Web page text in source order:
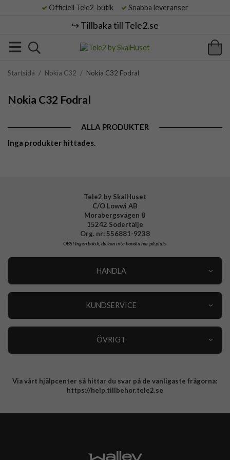
Officiell Tele2-butik Snabba leveranser
↪️ Tillbaka till Tele2.se
Startsida / Nokia C32 / Nokia C32 Fodral
Nokia C32 Fodral
ALLA PRODUKTER
Inga produkter hittades.
Tele2 by SkalHuset
C/O Lowwi AB
Morabergsvägen 8
15242 Södertälje
Org. nr: 556881-9238
OBS!Ingen butik, du kan inte handla här på plats
HANDLA
KUNDSERVICE
ÖVRIGT
Integritetspolicy
Via vårt hjälpcenter så hittar du svar på de vanligaste frågorna:
https://help.tillbehor.tele2.se